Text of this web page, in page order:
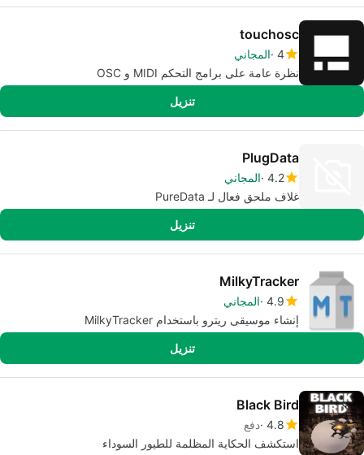
touchosc
4 المجاني
نظرة عامة على برامج التحكم MIDI و OSC
تنزيل
PlugData
4.2 المجاني
غلاف ملحق فعال لـ PureData
تنزيل
MilkyTracker
4.9 المجاني
إنشاء موسيقى ريترو باستخدام MilkyTracker
تنزيل
Black Bird
4.8 دفع
استكشف الحكاية المظلمة للطيور السوداء